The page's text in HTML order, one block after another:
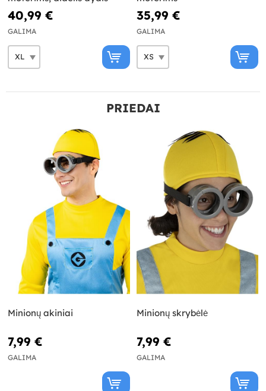
40,99 €
GALIMA
35,99 €
GALIMA
PRIEDAI
Minionų akiniai
7,99 €
GALIMA
Minionų skrybėlė
7,99 €
GALIMA